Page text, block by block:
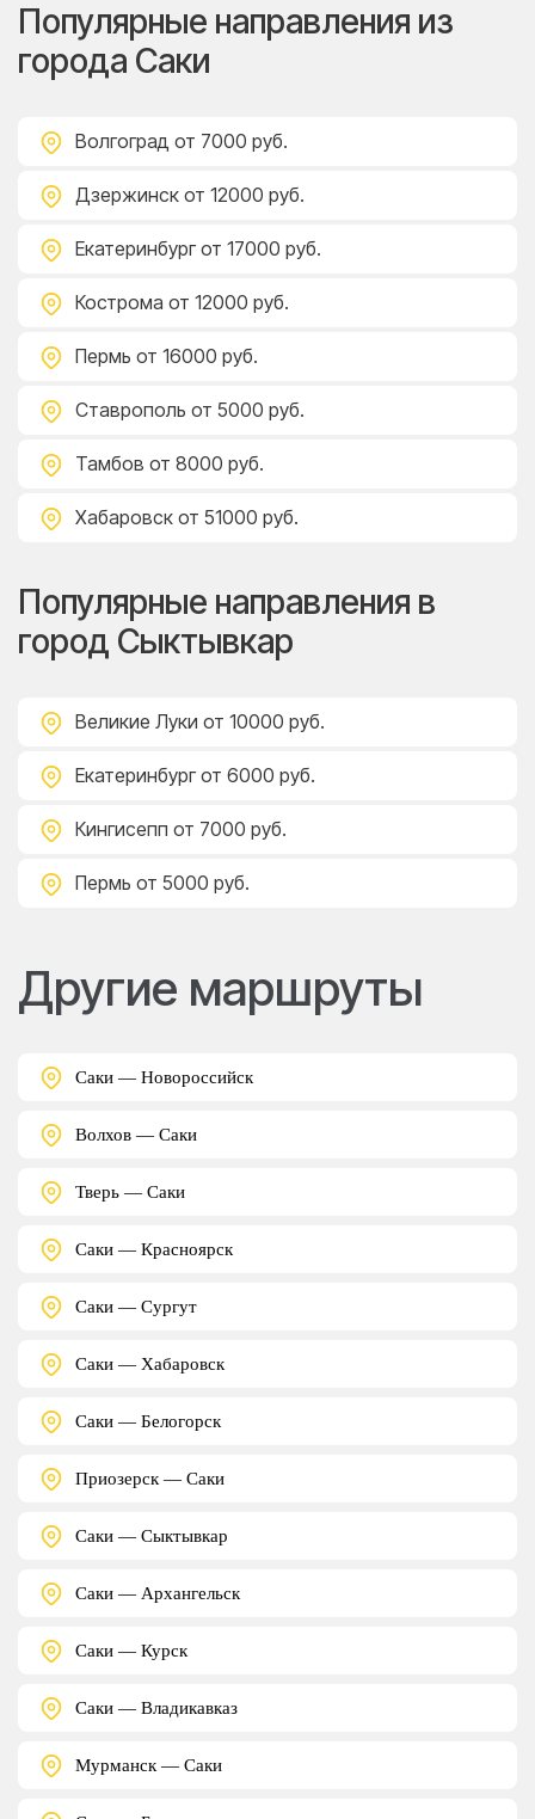
Популярные направления из
города Саки
Волгоград от 7000 руб.
Дзержинск от 12000 руб.
Екатеринбург от 17000 руб.
Кострома от 12000 руб.
Пермь от 16000 руб.
Ставрополь от 5000 руб.
Тамбов от 8000 руб.
Хабаровск от 51000 руб.
Популярные направления в
город Сыктывкар
Великие Луки от 10000 руб.
Екатеринбург от 6000 руб.
Кингисепп от 7000 руб.
Пермь от 5000 руб.
Другие маршруты
Саки — Новороссийск
Волхов — Саки
Тверь — Саки
Саки — Красноярск
Саки — Сургут
Саки — Хабаровск
Саки — Белогорск
Приозерск — Саки
Саки — Сыктывкар
Саки — Архангельск
Саки — Курск
Саки — Владикавказ
Мурманск — Саки